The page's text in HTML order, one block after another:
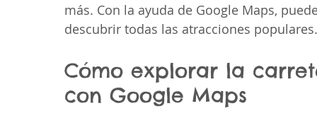
más. Con la ayuda de Google Maps,
descubrir todas las atracciones populares.
Cómo explorar la
con Google Maps